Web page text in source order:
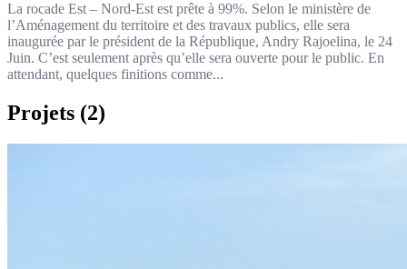
La rocade Est – Nord-Est est prête à 99%. Selon le ministère de
l’Aménagement du territoire et des travaux publics, elle sera
inaugurée par le président de la République, Andry Rajoelina, le 24
Juin. C’est seulement après qu’elle sera ouverte pour le public. En
attendant, quelques finitions comme...
Projets (2)